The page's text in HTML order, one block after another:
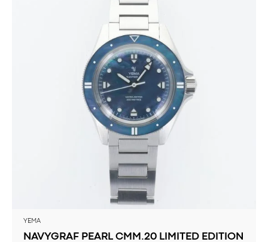
YEMA
NAVYGRAF PEARL CMM.20 LIMITED EDITION